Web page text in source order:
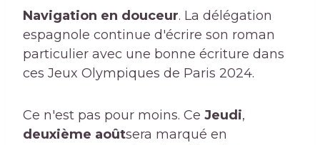
Navigation en douceur. La délégation
espagnole continue d'écrire son roman
particulier avec une bonne écriture dans
ces Jeux Olympiques de Paris 2024.
Ce n'est pas pour moins. Ce Jeudi,
deuxième aoûtsera marqué en